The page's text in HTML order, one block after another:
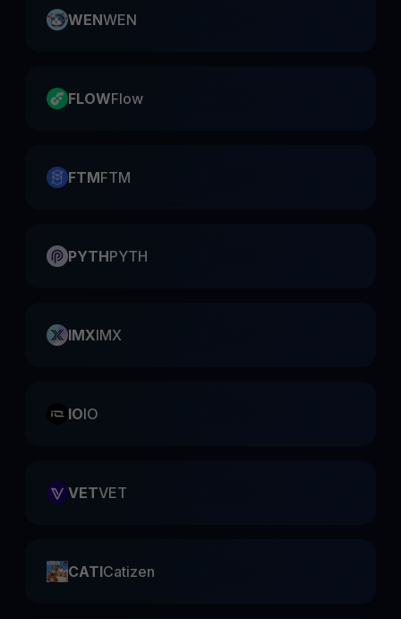
WENWEN
FLOWFlow
FTMFTM
PYTHPYTH
IMXIMX
IOIO
VETVET
CATICatizen